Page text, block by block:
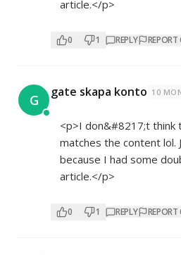
article.</p>
0 1 REPLY
G gate skapa konto 10
<p>I don&#8217;t think
matches the content lol.
because I had some
article.</p>
0 1 REPLY